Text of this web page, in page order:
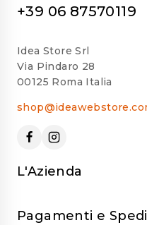
+39 06 87570119
Idea Store Srl
Via Pindaro 28
00125 Roma Italia
L'Azienda
Pagamenti e